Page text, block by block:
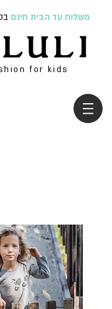
משלוח עד הבית חינם
for kids